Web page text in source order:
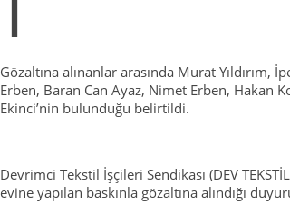
Gözaltına alınanlar arasında Murat Yıldırım,
Erben, Baran Can Ayaz, Nimet Erben, Hakan
Ekinci’nin bulunduğu belirtildi.
Devrimci Tekstil İşçileri Sendikası (DEV
evine yapılan baskınla gözaltına alındığı